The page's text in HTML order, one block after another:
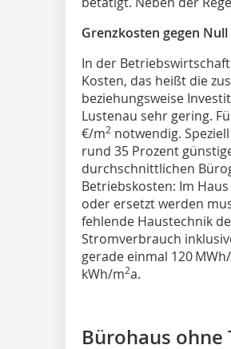
Grenzkosten gegen Null
In der
Kosten, das heißt die
beziehungsweise
Lustenau sehr gering.
€/m2 notwendig.
rund 35 Prozent
durchschnittlichen
Betriebskosten: Im
oder ersetzt werden
fehlende Haustechnik
Stromverbrauch
gerade einmal 120
kWh/m2a.
Bürohaus ohne